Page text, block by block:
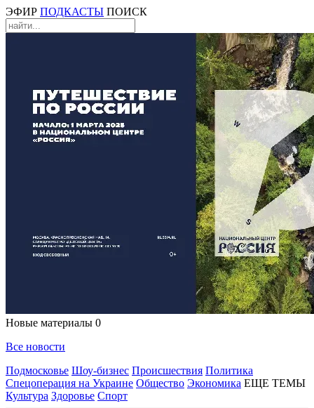
ЭФИР ПОДКАСТЫ ПОИСК
Новые материалы 0
Все новости
Подмосковье Шоу-бизнес Происшествия Политика
Спецоперация на Украине Общество Экономика ЕЩЕ ТЕМЫ
Культура Здоровье Спорт